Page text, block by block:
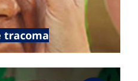
tracoma